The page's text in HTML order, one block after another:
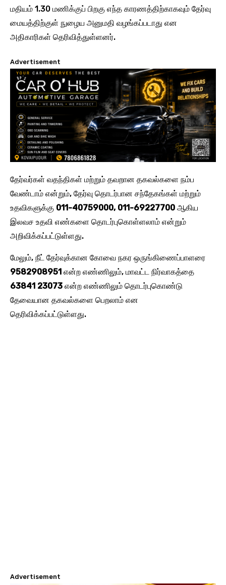
மதியம் 1.30 மணிக்குப் பிறகு எந்த காரணத்திற்காகவும் தேர்வு
மையத்திற்குள் நுழைய அனுமதி வழங்கப்படாது என
அதிகாரிகள் தெரிவித்துள்ளனர்.
Advertisement
தேர்வர்கள் வதந்திகள் மற்றும் தவறான தகவல்களை நம்ப
வேண்டாம் என்றும், தேர்வு தொடர்பான சந்தேகங்கள் மற்றும்
உதவிகளுக்கு 011-40759000, 011-69227700 ஆகிய
இலவச உதவி எண்களை தொடர்புகொள்ளலாம் என்றும்
அறிவிக்கப்பட்டுள்ளது.
மேலும், நீட் தேர்வுக்கான கோவை நகர ஒருங்கிணைப்பாளரை
9582908951 என்ற எண்ணிலும், மாவட்ட நிர்வாகத்தை
63841 23073 என்ற எண்ணிலும் தொடர்புகொண்டு
தேவையான தகவல்களை பெறலாம் என
தெரிவிக்கப்பட்டுள்ளது.
Advertisement